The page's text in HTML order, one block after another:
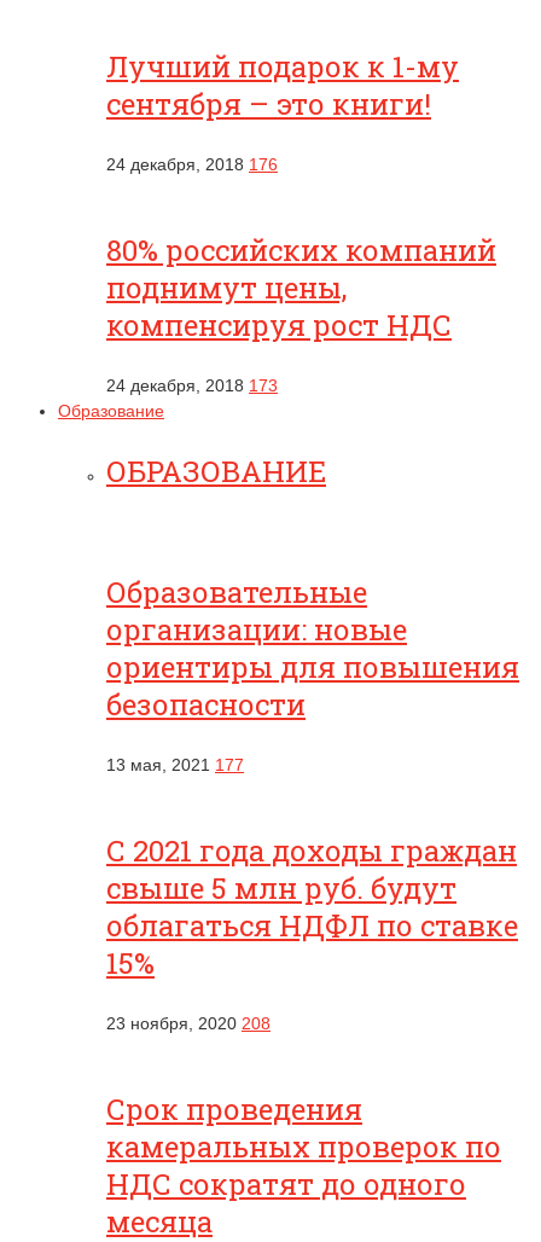
Лучший подарок к 1-му
сентября – это книги!
24 декабря, 2018 176
80% российских компаний
поднимут цены,
компенсируя рост НДС
24 декабря, 2018 173
Образование
ОБРАЗОВАНИЕ
Образовательные
организации: новые
ориентиры для повышения
безопасности
13 мая, 2021 177
С 2021 года доходы граждан
свыше 5 млн руб. будут
облагаться НДФЛ по ставке
15%
23 ноября, 2020 208
Срок проведения
камеральных проверок по
НДС сократят до одного
месяца